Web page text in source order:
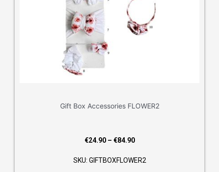
Gift Box Accessories FLOWER2
€24.90 – €84.90Price
€24.90
SKU: GIFTBOXFLOWER2